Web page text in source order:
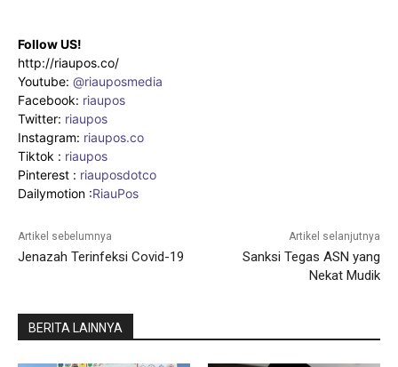
Follow US!
http://riaupos.co/
Youtube: @riauposmedia
Facebook: riaupos
Twitter: riaupos
Instagram: riaupos.co
Tiktok : riaupos
Pinterest : riauposdotco
Dailymotion :RiauPos
Artikel sebelumnya
Jenazah Terinfeksi Covid-19
Artikel selanjutnya
Sanksi Tegas ASN yang
Nekat Mudik
BERITA LAINNYA